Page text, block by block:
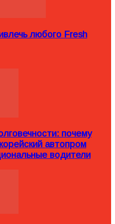
любого Fresh
почему
автопром
водители